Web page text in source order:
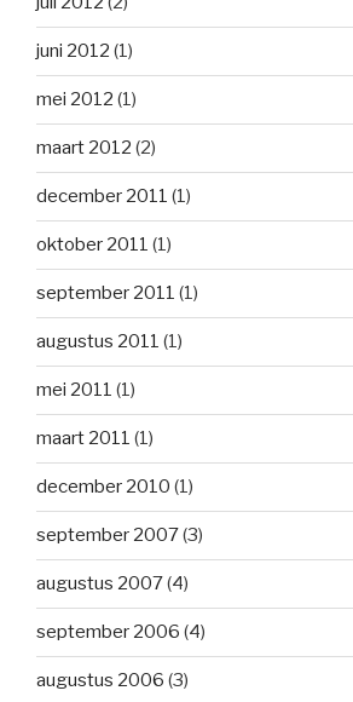
juni 2012 (1)
mei 2012 (1)
maart 2012 (2)
december 2011 (1)
oktober 2011 (1)
september 2011 (1)
augustus 2011 (1)
mei 2011 (1)
maart 2011 (1)
december 2010 (1)
september 2007(3)
augustus 2007(4)
september 2006 (4)
augustus 2006 (3)